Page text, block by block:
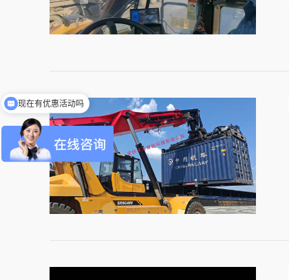
可以介绍下你们的产品么